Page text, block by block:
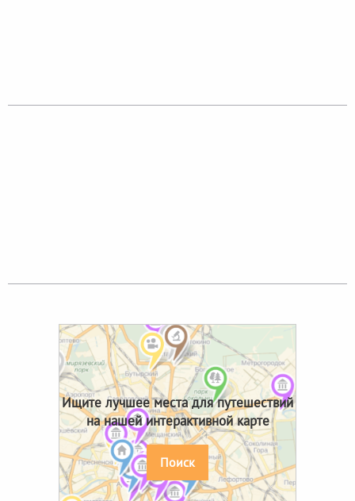
Ищите лучшее места для путешествий
на нашей интерактивной карте
Поиск